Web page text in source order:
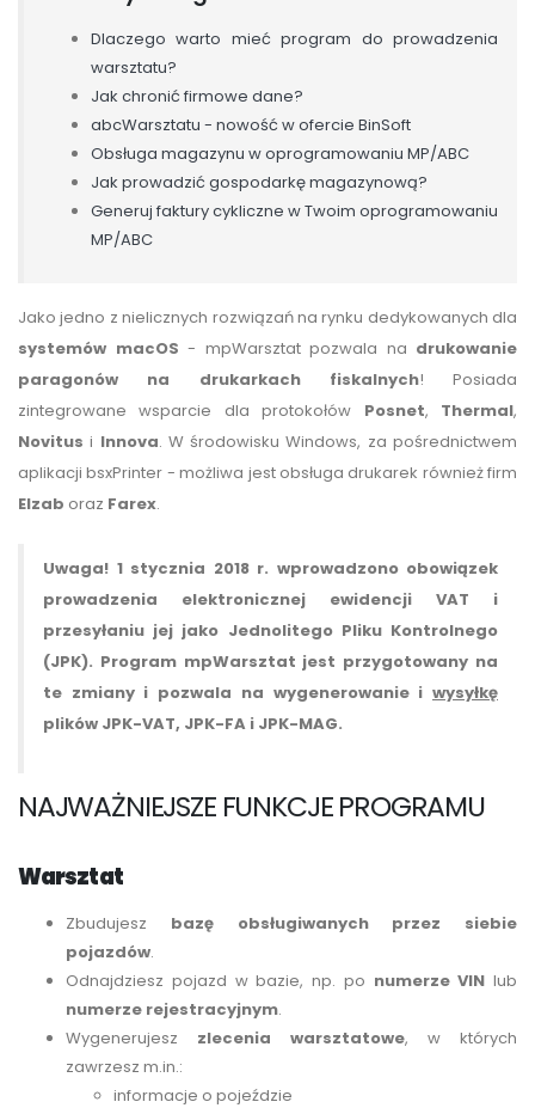
Dlaczego warto mieć program do prowadzenia
warsztatu?
Jak chronić firmowe dane?
abcWarsztatu - nowość w ofercie BinSoft
Obsługa magazynu w oprogramowaniu MP/ABC
Jak prowadzić gospodarkę magazynową?
Generuj faktury cykliczne w Twoim oprogramowaniu
MP/ABC
Jako jedno z nielicznych rozwiązań na rynku dedykowanych dla
systemów macOS - mpWarsztat pozwala na drukowanie
paragonów na drukarkach fiskalnych! Posiada
zintegrowane wsparcie dla protokołów Posnet, Thermal,
Novitus i Innova. W środowisku Windows, za pośrednictwem
aplikacji bsxPrinter - możliwa jest obsługa drukarek również firm
Elzab oraz Farex.
Uwaga! 1 stycznia 2018 r. wprowadzono obowiązek
prowadzenia elektronicznej ewidencji VAT i
przesyłaniu jej jako Jednolitego Pliku Kontrolnego
(JPK). Program mpWarsztat jest przygotowany na
te zmiany i pozwala na wygenerowanie i wysyłkę
plików JPK-VAT, JPK-FA i JPK-MAG.
NAJWAŻNIEJSZE FUNKCJE PROGRAMU
Warsztat
Zbudujesz bazę obsługiwanych przez siebie
pojazdów.
Odnajdziesz pojazd w bazie, np. po numerze VIN lub
numerze rejestracyjnym.
Wygenerujesz zlecenia warsztatowe, w których
zawrzesz m.in.:
informacje o pojeździe